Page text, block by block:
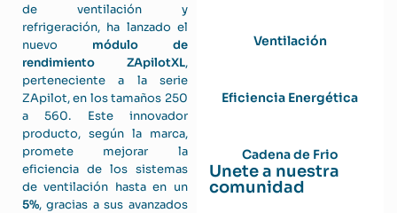
de ventilación y
refrigeración, ha lanzado el
nuevo módulo de
rendimiento ZApilotXL,
perteneciente a la serie
ZApilot, en los tamaños 250
a 560. Este innovador
producto, según la marca,
promete mejorar la
eficiencia de los sistemas
de ventilación hasta en un
5%, gracias a sus avanzados
Ventilación
Eficiencia Energética
Cadena de Frio
Unete a nuestra
comunidad